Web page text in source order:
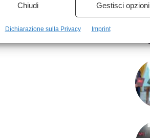
Chiudi Gestisci opzioni
Dichiarazione sulla Privacy Imprint